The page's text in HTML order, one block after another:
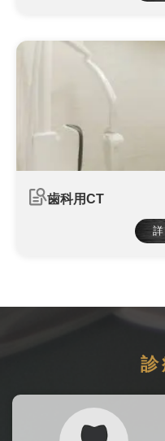
歯科用CT
診